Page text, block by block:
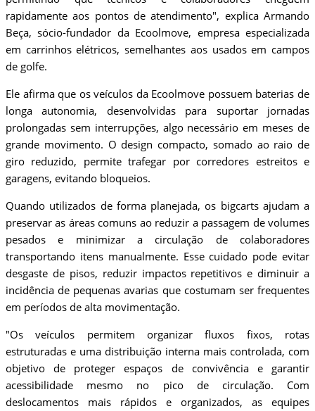
rapidamente aos pontos de atendimento", explica Armando
Beça, sócio-fundador da Ecoolmove, empresa especializada
em carrinhos elétricos, semelhantes aos usados em campos
de golfe.
Ele afirma que os veículos da Ecoolmove possuem baterias de
longa autonomia, desenvolvidas para suportar jornadas
prolongadas sem interrupções, algo necessário em meses de
grande movimento. O design compacto, somado ao raio de
giro reduzido, permite trafegar por corredores estreitos e
garagens, evitando bloqueios.
Quando utilizados de forma planejada, os bigcarts ajudam a
preservar as áreas comuns ao reduzir a passagem de volumes
pesados e minimizar a circulação de colaboradores
transportando itens manualmente. Esse cuidado pode evitar
desgaste de pisos, reduzir impactos repetitivos e diminuir a
incidência de pequenas avarias que costumam ser frequentes
em períodos de alta movimentação.
"Os veículos permitem organizar fluxos fixos, rotas
estruturadas e uma distribuição interna mais controlada, com
objetivo de proteger espaços de convivência e garantir
acessibilidade mesmo no pico de circulação. Com
deslocamentos mais rápidos e organizados, as equipes